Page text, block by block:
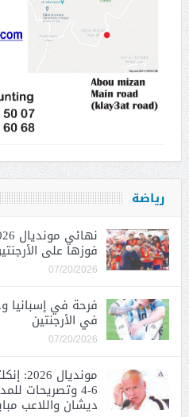
رياضة
فوزها على الأرجنتين 1 – 0 بعد وقت
07/20/2026
فرحة في إسبانيا
في الأرجنتين
07/20/2026
6-4 وتصريحات
ديشان واللاعب